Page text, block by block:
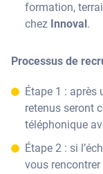
formation,
chez Innoval.
Processus de
Étape 1 : après
retenus seront
téléphonique
Étape 2 : si
vous rencontrer